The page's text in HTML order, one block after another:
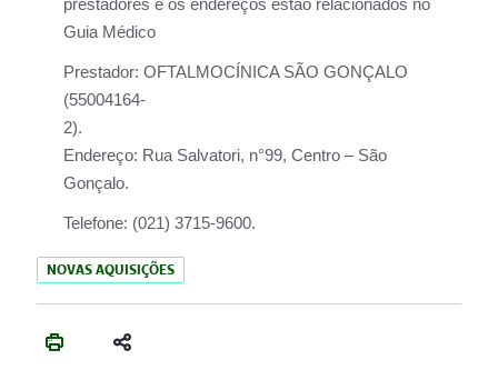
prestadores e os endereços estão relacionados no
Guia Médico
Prestador: OFTALMOCÍNICA SÃO GONÇALO
(55004164-
2).
Endereço: Rua Salvatori, n°99, Centro – São
Gonçalo.
Telefone: (021) 3715-9600.
NOVAS AQUISIÇÕES